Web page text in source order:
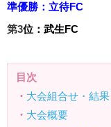
準優勝： 立待FC
第3位：武生FC
目次
・ 大会組合せ・結果
・ 大会概要